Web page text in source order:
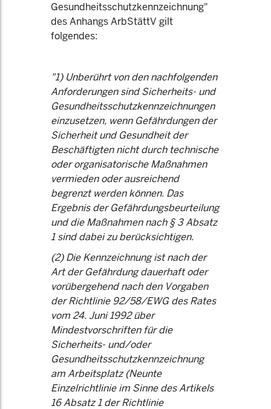
Gesundheitsschutzkennzeichnung"
des Anhangs ArbStättV gilt
folgendes:
"1) Unberührt von den nachfolgenden
Anforderungen sind Sicherheits- und
Gesundheitsschutzkennzeichnungen
einzusetzen, wenn Gefährdungen der
Sicherheit und Gesundheit der
Beschäftigten nicht durch technische
oder organisatorische Maßnahmen
vermieden oder ausreichend
begrenzt werden können. Das
Ergebnis der Gefährdungsbeurteilung
und die Maßnahmen nach § 3 Absatz
1 sind dabei zu berücksichtigen.
(2) Die Kennzeichnung ist nach der
Art der Gefährdung dauerhaft oder
vorübergehend nach den Vorgaben
der Richtlinie 92/58/EWG des Rates
vom 24. Juni 1992 über
Mindestvorschriften für die
Sicherheits- und/oder
Gesundheitsschutzkennzeichnung
am Arbeitsplatz (Neunte
Einzelrichtlinie im Sinne des Artikels
16 Absatz 1 der Richtlinie